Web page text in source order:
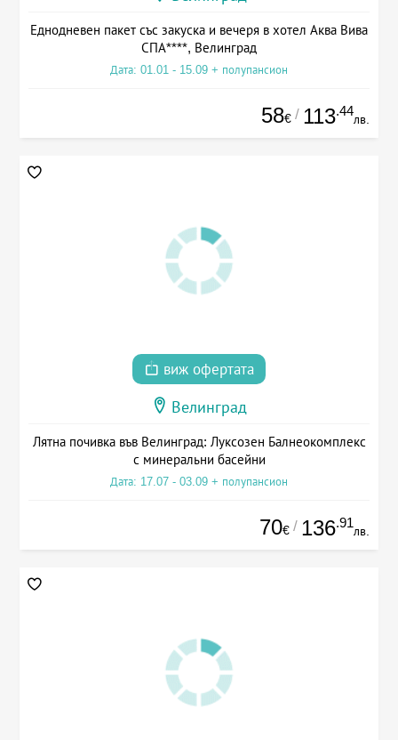
Еднодневен пакет със закуска и вечеря в хотел Аква Вива
СПА****, Велинград
Дата: 01.01 - 15.09 + полупансион
58€ / 113.44
лв.
виж офертата
Велинград
Лятна почивка във Велинград: Луксозен Балнеокомплекс
с минеральни басейни
Дата: 17.07 - 03.09 + полупансион
70€ / 136.91
лв.